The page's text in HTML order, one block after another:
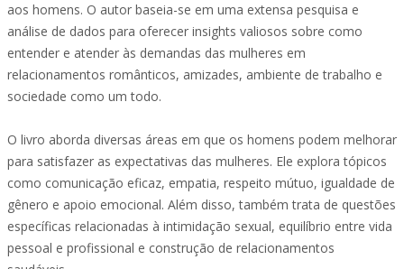
aos homens. O autor baseia-se em uma extensa pesquisa e
análise de dados para oferecer insights valiosos sobre como
entender e atender às demandas das mulheres em
relacionamentos românticos, amizades, ambiente de trabalho e
sociedade como um todo.
O livro aborda diversas áreas em que os homens podem melhorar
para satisfazer as expectativas das mulheres. Ele explora tópicos
como comunicação eficaz, empatia, respeito mútuo, igualdade de
gênero e apoio emocional. Além disso, também trata de questões
específicas relacionadas à intimidação sexual, equilíbrio entre vida
pessoal e profissional e construção de relacionamentos